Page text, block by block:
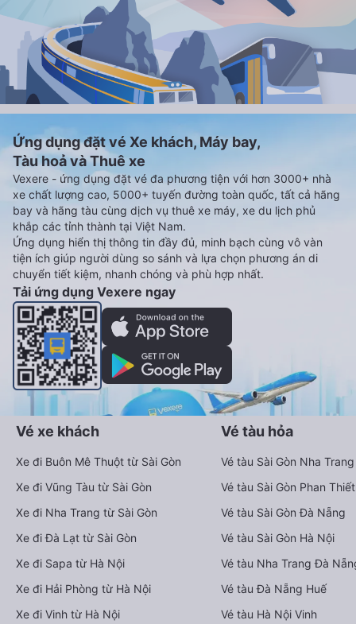
Ứng dụng đặt vé Xe khách, Máy bay,
Tàu hoả và Thuê xe
Vexere - ứng dụng đặt vé đa phương tiện với hơn 3000+ nhà
xe chất lượng cao, 5000+ tuyến đường toàn quốc, tất cả hãng
bay và hãng tàu cùng dịch vụ thuê xe máy, xe du lịch phủ
khắp các tỉnh thành tại Việt Nam.
Ứng dụng hiển thị thông tin đầy đủ, minh bạch cùng vô vàn
tiện ích giúp người dùng so sánh và lựa chọn phương án di
chuyển tiết kiệm, nhanh chóng và phù hợp nhất.
Tải ứng dụng Vexere ngay
Vé xe khách
Xe đi Buôn Mê Thuột từ Sài Gòn
Xe đi Vũng Tàu từ Sài Gòn
Xe đi Nha Trang từ Sài Gòn
Xe đi Đà Lạt từ Sài Gòn
Xe đi Sapa từ Hà Nội
Xe đi Hải Phòng từ Hà Nội
Xe đi Vinh từ Hà Nội
Vé tàu hỏa
Vé tàu Sài Gòn Nha Trang
Vé tàu Sài Gòn Phan Thiết
Vé tàu Sài Gòn Đà Nẵng
Vé tàu Sài Gòn Hà Nội
Vé tàu Nha Trang Đà
Vé tàu Đà Nẵng Huế
Vé tàu Hà Nội Vinh